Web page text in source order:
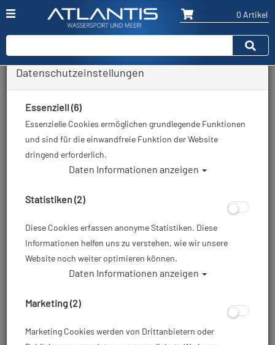
0 Artikel
Smartwatches und Mee(h)r
Sortierung :
TOP
Suunto - Tauchcomputer
- Ocean - Farbe: All Black
699,00 €
- Ocean - Farbe: Sand
Datenschutzeinstellungen
Essenziell (6)
Essenzielle Cookies ermöglichen grundlegende Funktionen
und sind für die einwandfreie Funktion der Website
dringend erforderlich.
Daten Informationen anzeigen
Statistiken (2)
Diese Cookies erfassen anonyme Statistiken. Diese
Informationen helfen uns zu verstehen, wie wir unsere
Website noch weiter optimieren können.
Daten Informationen anzeigen
Marketing (2)
Marketing Cookies werden von Drittanbietern oder